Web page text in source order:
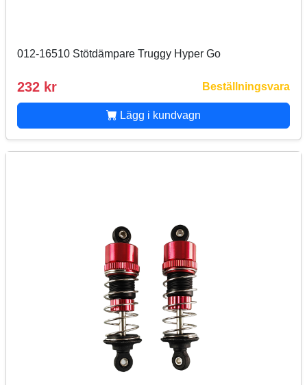
012-16510 Stötdämpare Truggy Hyper Go
232 kr Beställningsvara
Lägg i kundvagn